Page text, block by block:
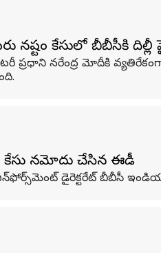
నష్టం కేసులో బీబీసీకి దిల్లీ
ప్రధాని నరేంద్ర మోదీకి
కేసు నమోదు చేసిన ఈడీ
డైరెక్టరేట్ బీబీసీ